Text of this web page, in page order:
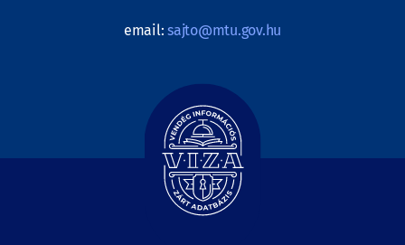
email: sajto@mtu.gov.hu